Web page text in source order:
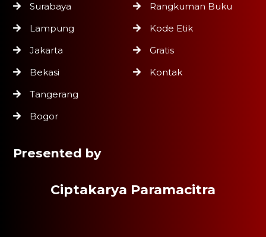
Surabaya
Lampung
Jakarta
Bekasi
Tangerang
Bogor
Rangkuman Buku
Kode Etik
Gratis
Kontak
Presented by
Ciptakarya Paramacitra